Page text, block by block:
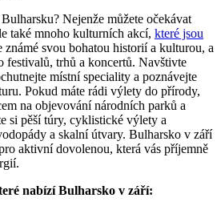
Nejenže můžete očekávat
také mnoho kulturních akcí, které jsou
známé svou bohatou historií a kulturou, a
festivalů, trhů a koncertů. Navštivte
místní speciality a poznávejte
Pokud máte rádi výlety do přírody,
na objevování národních parků a
si pěší túry, cyklistické výlety a
a skalní útvary. Bulharsko v září
aktivní dovolenou, která vás příjemně
nabízí Bulharsko v září: